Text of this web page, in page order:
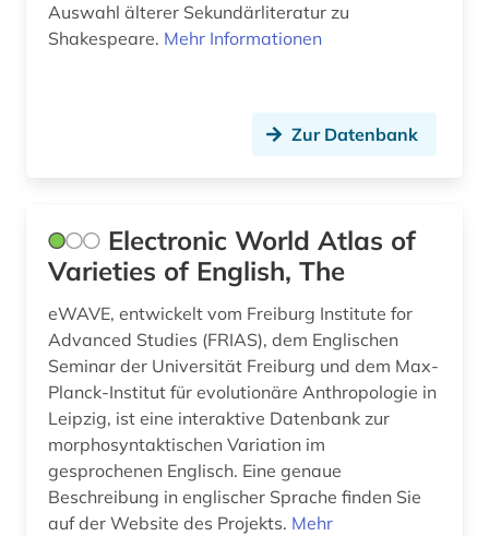
englisch language teaching (1)
epik (1)
etymologie (3)
fachsprache (1)
fid asien (1)
fid darstellende kunst (1)
Auswahl älterer Sekundärliteratur zu
Shakespeare. Mehr Informationen
Zur Datenbank
Electronic World Atlas of
Varieties of English, The
eWAVE, entwickelt vom Freiburg Institute for
Advanced Studies (FRIAS), dem Englischen
Seminar der Universität Freiburg und dem Max-
Planck-Institut für evolutionäre Anthropologie in
Leipzig, ist eine interaktive Datenbank zur
morphosyntaktischen Variation im
gesprochenen Englisch. Eine genaue
Beschreibung in englischer Sprache finden Sie
auf der Website des Projekts. Mehr